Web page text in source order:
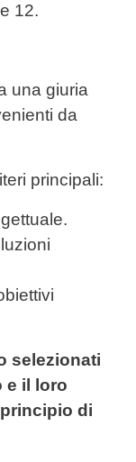
12.
una giuria
da
principali:
selezionati
e il loro
di